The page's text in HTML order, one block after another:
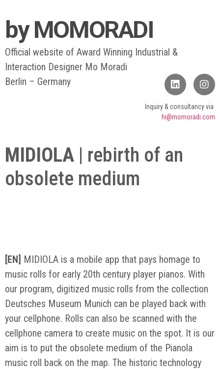
by MOMORADI
Official website of Award Winning Industrial &
Interaction Designer Mo Moradi
Berlin – Germany
Inquiry & consultancy via
hi@momoradi.com
MIDIOLA | rebirth of an
obsolete medium
[EN] MIDIOLA is a mobile app that pays homage to
music rolls for early 20th century player pianos. With
our program, digitized music rolls from the collection
Deutsches Museum Munich can be played back with
your cellphone. Rolls can also be scanned with the
cellphone camera to create music on the spot. It is our
aim is to put the obsolete medium of the Pianola
music roll back on the map. The historic technology